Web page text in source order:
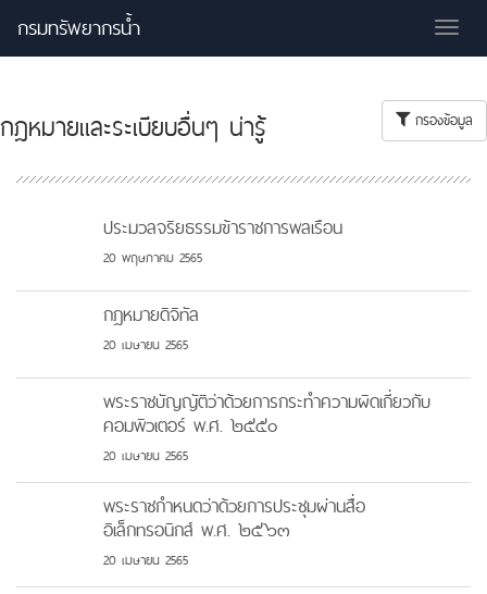
กรมทรัพยากรน้ำ
กฎหมายและระเบียบอื่นๆ น่ารู้ กรองข้อมูล
ประมวลจริยธรรมข้าราชการพลเรือน
20 พฤษภาคม 2565
กฎหมายดิจิทัล
20 เมษายน 2565
พระราชบัญญัติว่าด้วยการกระทำความผิดเกี่ยวกับ
คอมพิวเตอร์ พ.ศ. ๒๕๕๐
20 เมษายน 2565
พระราชกำหนดว่าด้วยการประชุมผ่านสื่อ
อิเล็กทรอนิกส์ พ.ศ. ๒๕๖๓
20 เมษายน 2565